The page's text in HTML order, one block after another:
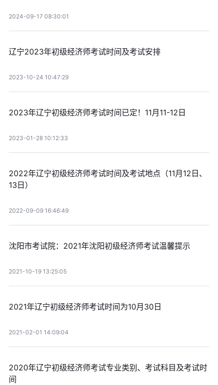
2024-09-17 08:30:01
辽宁2023年初级经济师考试时间及考试安排
2023-10-24 10:47:29
2023年辽宁初级经济师考试时间已定！11月11-12日
2023-01-28 10:12:33
2022年辽宁初级经济师考试时间及考试地点（11月12日、
13日）
2022-09-09 16:46:49
沈阳市考试院：2021年沈阳初级经济师考试温馨提示
2021-10-19 13:25:05
2021年辽宁初级经济师考试时间为10月30日
2021-02-01 14:09:04
2020年辽宁初级经济师考试专业类别、考试科目及考试时
间